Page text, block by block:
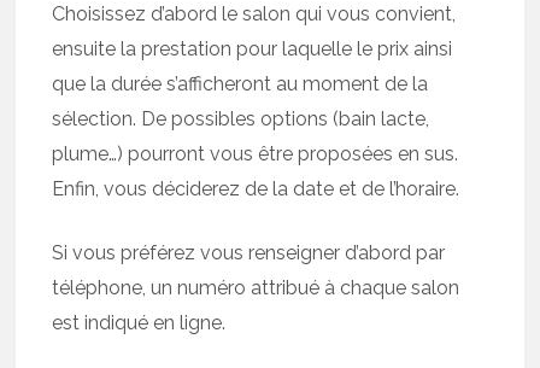
Choisissez d’abord le salon qui vous convient,
ensuite la prestation pour laquelle le prix ainsi
que la durée s’afficheront au moment de la
sélection. De possibles options (bain lacte,
plume…) pourront vous être proposées en sus.
Enfin, vous déciderez de la date et de l’horaire.
Si vous préférez vous renseigner d’abord par
téléphone, un numéro attribué à chaque salon
est indiqué en ligne.